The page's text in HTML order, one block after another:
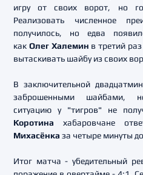
игру от своих ворот, но
Реализовать численное
получилось, но едва
как Олег Халемин в третий
вытаскивать шайбу из своих
В заключительной
заброшенными шайбами,
ситуацию у "тигров" не
Коротина
хабаровчане
Михасёнка за четыре минуты
Итог матча - убедительный